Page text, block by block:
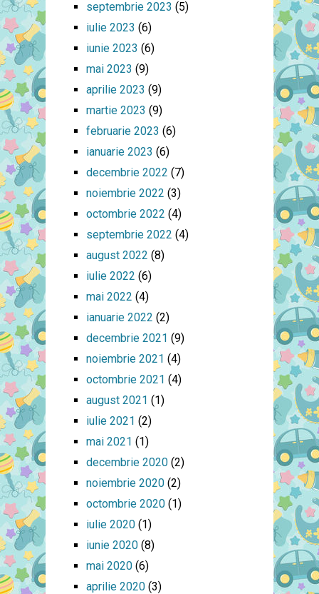
septembrie 2023 (5)
iulie 2023 (6)
iunie 2023 (6)
mai 2023 (9)
aprilie 2023 (9)
martie 2023 (9)
februarie 2023 (6)
ianuarie 2023 (6)
decembrie 2022 (7)
noiembrie 2022 (3)
octombrie 2022 (4)
septembrie 2022 (4)
august 2022 (8)
iulie 2022 (6)
mai 2022 (4)
ianuarie 2022 (2)
decembrie 2021 (9)
noiembrie 2021 (4)
octombrie 2021 (4)
august 2021 (1)
iulie 2021 (2)
mai 2021 (1)
decembrie 2020(2)
noiembrie 2020(2)
octombrie 2020(1)
iulie 2020(1)
iunie 2020(8)
mai 2020(6)
aprilie 2020(3)